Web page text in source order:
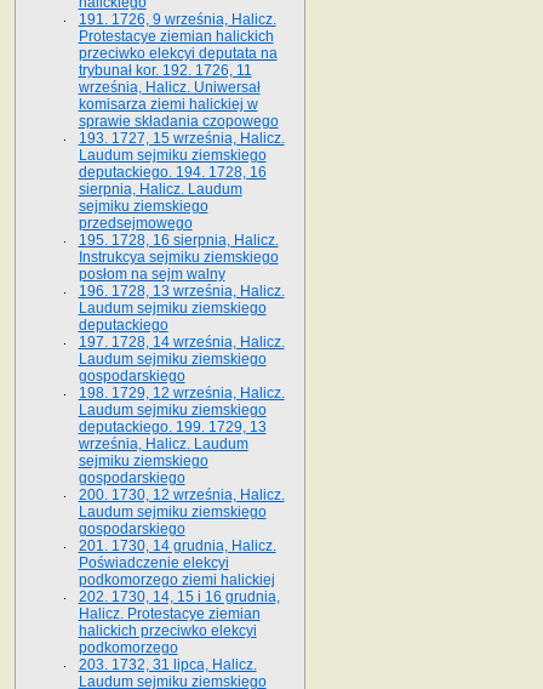
191. 1726, 9 września, Halicz.
Protestacye ziemian halickich
przeciwko elekcyi deputata na
trybunał kor. 192. 1726, 11
września, Halicz. Uniwersał
komisarza ziemi halickiej w
sprawie składania czopowego
193. 1727, 15 września, Halicz.
Laudum sejmiku ziemskiego
deputackiego. 194. 1728, 16
sierpnia, Halicz. Laudum
sejmiku ziemskiego
przedsejmowego
195. 1728, 16 sierpnia, Halicz.
Instrukcya sejmiku ziemskiego
posłom na sejm walny
196. 1728, 13 września, Halicz.
Laudum sejmiku ziemskiego
deputackiego
197. 1728, 14 września, Halicz.
Laudum sejmiku ziemskiego
gospodarskiego
198. 1729, 12 września, Halicz.
Laudum sejmiku ziemskiego
deputackiego. 199. 1729, 13
września, Halicz. Laudum
sejmiku ziemskiego
gospodarskiego
200. 1730, 12 września, Halicz.
Laudum sejmiku ziemskiego
gospodarskiego
201. 1730, 14 grudnia, Halicz.
Poświadczenie elekcyi
podkomorzego ziemi halickiej
202. 1730, 14, 15 i 16 grudnia,
Halicz. Protestacye ziemian
halickich przeciwko elekcyi
podkomorzego
203. 1732, 31 lipca, Halicz.
Laudum sejmiku ziemskiego